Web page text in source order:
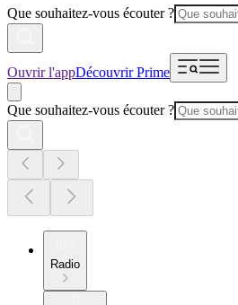
Que souhaitez-vous écouter ?
Ouvrir l'appDécouvrir Prime
Que souhaitez-vous écouter ?
Radio